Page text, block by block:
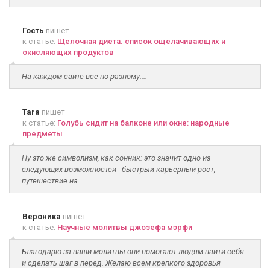
Гость пишет
к статье: Щелочная диета. список ощелачивающих и
окисляющих продуктов
На каждом сайте все по-разному....
Tara пишет
к статье: Голубь сидит на балконе или окне: народные
предметы
Ну это же символизм, как сонник: это значит одно из
следующих возможностей - быстрый карьерный рост,
путешествие на...
Вероника пишет
к статье: Научные молитвы джозефа мэрфи
Благодарю за ваши молитвы они помогают людям найти себя
и сделать шаг в перед. Желаю всем крепкого здоровья